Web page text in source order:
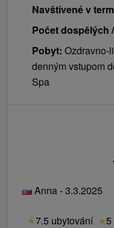
Navštívené v
Počet dospělých
Pobyt: Ozdravno-
denným vstupom
Spa
Anna - 3.3.2025
★7.5 ubytování ★5